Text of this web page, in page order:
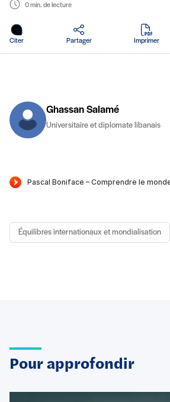
0 min. de lecture
Citer Partager Imprimer
en PDF
Ghassan Salamé
Universitaire et diplomate libanais
Équilibres internationaux et mondialisation
Pour approfondir